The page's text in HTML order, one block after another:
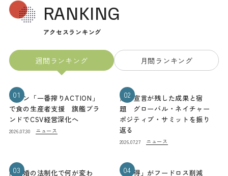
RANKING
アクセスランキング
週間ランキング 月間ランキング
01
キリン「一番搾りACTION」
で食の生産者支援 旗艦ブラ
ンドでCSV経営深化へ
2026.07.30 ニュース
02
熊本宣言が残した成果と宿
題 グローバル・ネイチャー
ポジティブ・サミットを振り
返る
2026.07.27 ニュース
03
同性婚の法制化で何が変わ
04
「お得」がフードロス削減